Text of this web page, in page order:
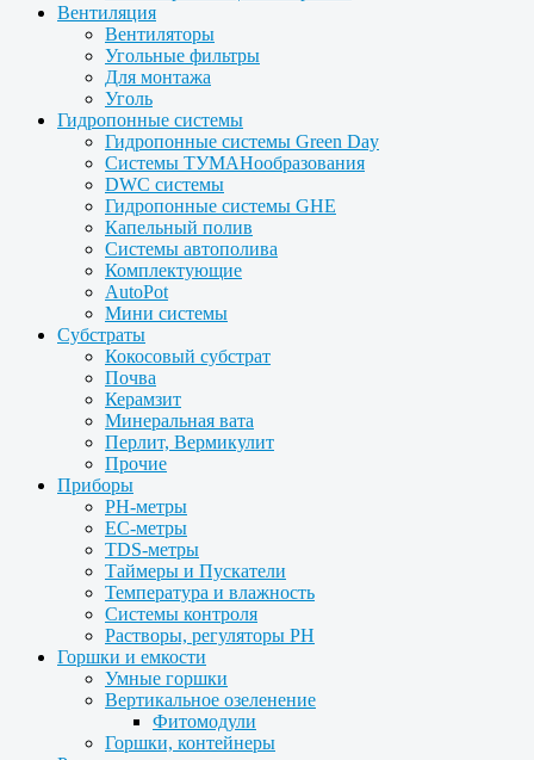
Вентиляция
Вентиляторы
Угольные фильтры
Для монтажа
Уголь
Гидропонные системы
Гидропонные системы Green Day
Системы ТУМАНообразования
DWC системы
Гидропонные системы GHE
Капельный полив
Системы автополива
Комплектующие
AutoPot
Мини системы
Субстраты
Кокосовый субстрат
Почва
Керамзит
Минеральная вата
Перлит, Вермикулит
Прочие
Приборы
PH-метры
EC-метры
TDS-метры
Таймеры и Пускатели
Температура и влажность
Системы контроля
Растворы, регуляторы PH
Горшки и емкости
Умные горшки
Вертикальное озеленение
Фитомодули
Горшки, контейнеры